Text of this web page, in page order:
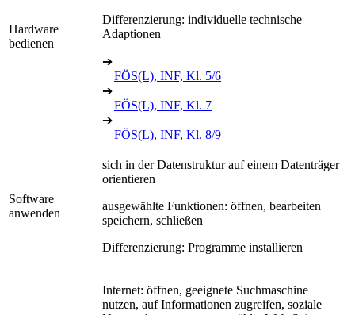
Hardware
bedienen
Differenzierung: individuelle technische
Adaptionen
➔
FÖS(L), INF, Kl. 5/6
➔
FÖS(L), INF, Kl. 7
➔
FÖS(L), INF, Kl. 8/9
Software
anwenden
sich in der Datenstruktur auf einem Datenträger
orientieren
ausgewählte Funktionen: öffnen, bearbeiten
speichern, schließen
Differenzierung: Programme installieren
Internet: öffnen, geeignete Suchmaschine
nutzen, auf Informationen zugreifen, soziale